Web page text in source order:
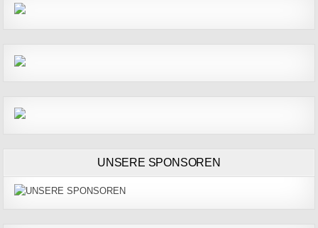
UNSERE SPONSOREN